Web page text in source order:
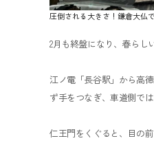
圧倒される大きさ！鎌倉大仏
2月も終盤になり、春らし
江ノ電「長谷駅」から高
ず手をつなぎ、車道側で
仁王門をくぐると、目の